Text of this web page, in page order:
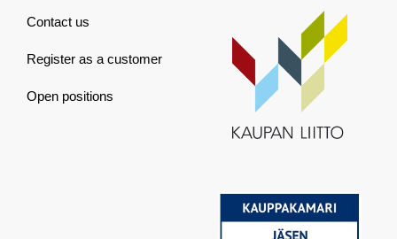
Contact us
Register as a customer
Open positions